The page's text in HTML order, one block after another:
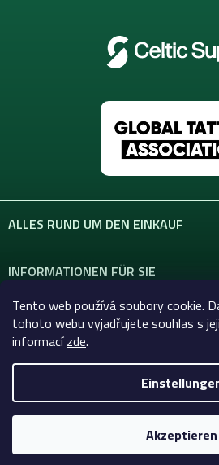
Tento web používá soubory cookie.
tohoto webu vyjadřujete souhlas s
informacízde.
Akzeptieren
e
d
r
i
s
t
e
ALLES RUND UM DEN EINKAUF
INFORMATIONEN FÜR SIE
KONTAKT
Copyright 2026Celtic-Supply.at